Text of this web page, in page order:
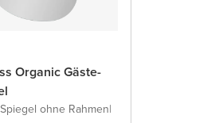
Organic Gäste-
Spiegel ohne Rahmen|